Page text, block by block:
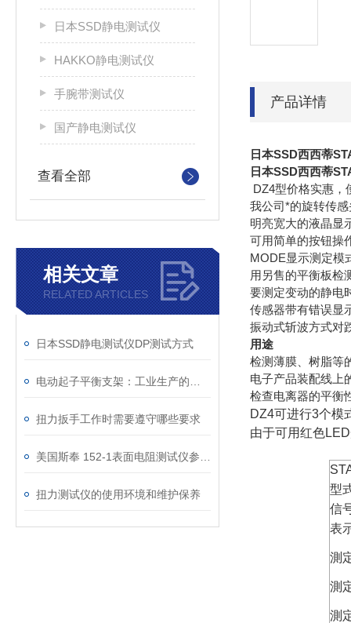
日本SSD静电测试仪
HAKKO静电测试仪
手腕带测试仪
国产静电测试仪
查看全部
相关文章
RELATED ARTICLES
日本SSD静电测试仪DP测试方式
扭力扳手工作时需要遵守哪些要求
扭力测试仪的使用环境和维护保养
产品详情
日本SSD西西蒂
日本SSD西西蒂
DZ4型价格实惠，
我公司*的旋转传
明亮宽大的液晶显
可用简单的按钮操
MODE显示测定模
用另售的平衡板检
要测定变动的静电
传感器带有错误显
振动式斩波方式对
用途
检测薄膜、树脂等
电子产品装配线上
检查电离器的平衡
DZ4可进行3个模
由于可用红色LED
型
信
表
測
測
測